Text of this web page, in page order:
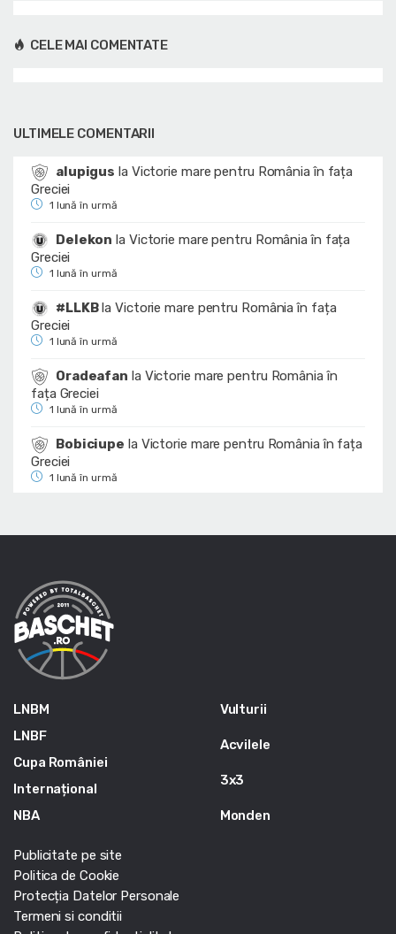
CELE MAI COMENTATE
ULTIMELE COMENTARII
alupigus la Victorie mare pentru România în fața
Greciei
1 lună în urmă
Delekon la Victorie mare pentru România în fața
Greciei
1 lună în urmă
#LLKBlaVictorie mare pentru România în fața
Greciei
1 lună în urmă
Oradeafan la Victorie mare pentru România în
fața Greciei
1 lună în urmă
Bobiciupe la Victorie mare pentru România în fața
Greciei
1 lună în urmă
LNBM
LNBF
Cupa României
Internațional
NBA
Vulturii
Acvilele
3x3
Monden
Publicitate pe site
Politica de Cookie
Protecția Datelor Personale
Termeni si conditii